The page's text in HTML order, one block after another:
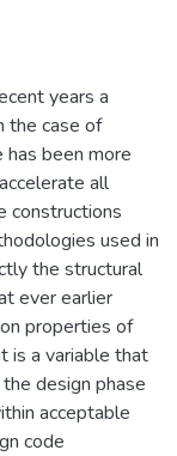
years a
the case of
has been more
all
constructions
used in
the structural
ever earlier
properties of
is a variable that
design phase
acceptable
code